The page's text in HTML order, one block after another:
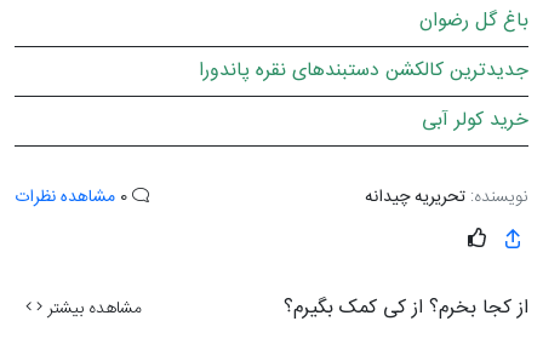
باغ گل رضوان
جدیدترین کالکشن دستبندهای نقره پاندورا
خرید کولر آبی
نویسنده: تحریریه چیدانه مشاهده نظرات
از کجا بخرم؟ از کی کمک بگیرم؟ مشاهده بیشتر